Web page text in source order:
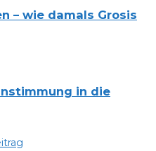
– wie damals Grosis
in die